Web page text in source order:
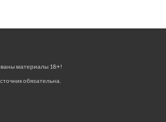
материалы 18+!
обязательна.